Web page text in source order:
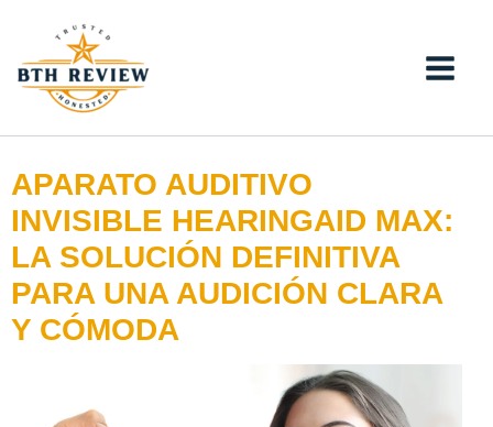
contenido
APARATO AUDITIVO
INVISIBLE HEARINGAID MAX:
LA SOLUCIÓN DEFINITIVA
PARA UNA AUDICIÓN CLARA
Y CÓMODA